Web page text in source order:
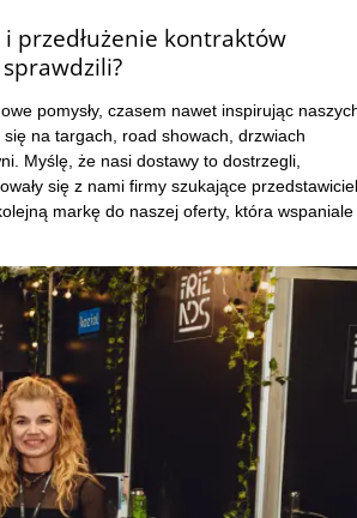
przedłużenie kontraktów
sprawdzili?
pomysły, czasem nawet inspirując
na targach, road showach, drzwiach
Myślę, że nasi dostawy to dostrzegli,
się z nami firmy szukające
markę do naszej oferty, która wspaniale